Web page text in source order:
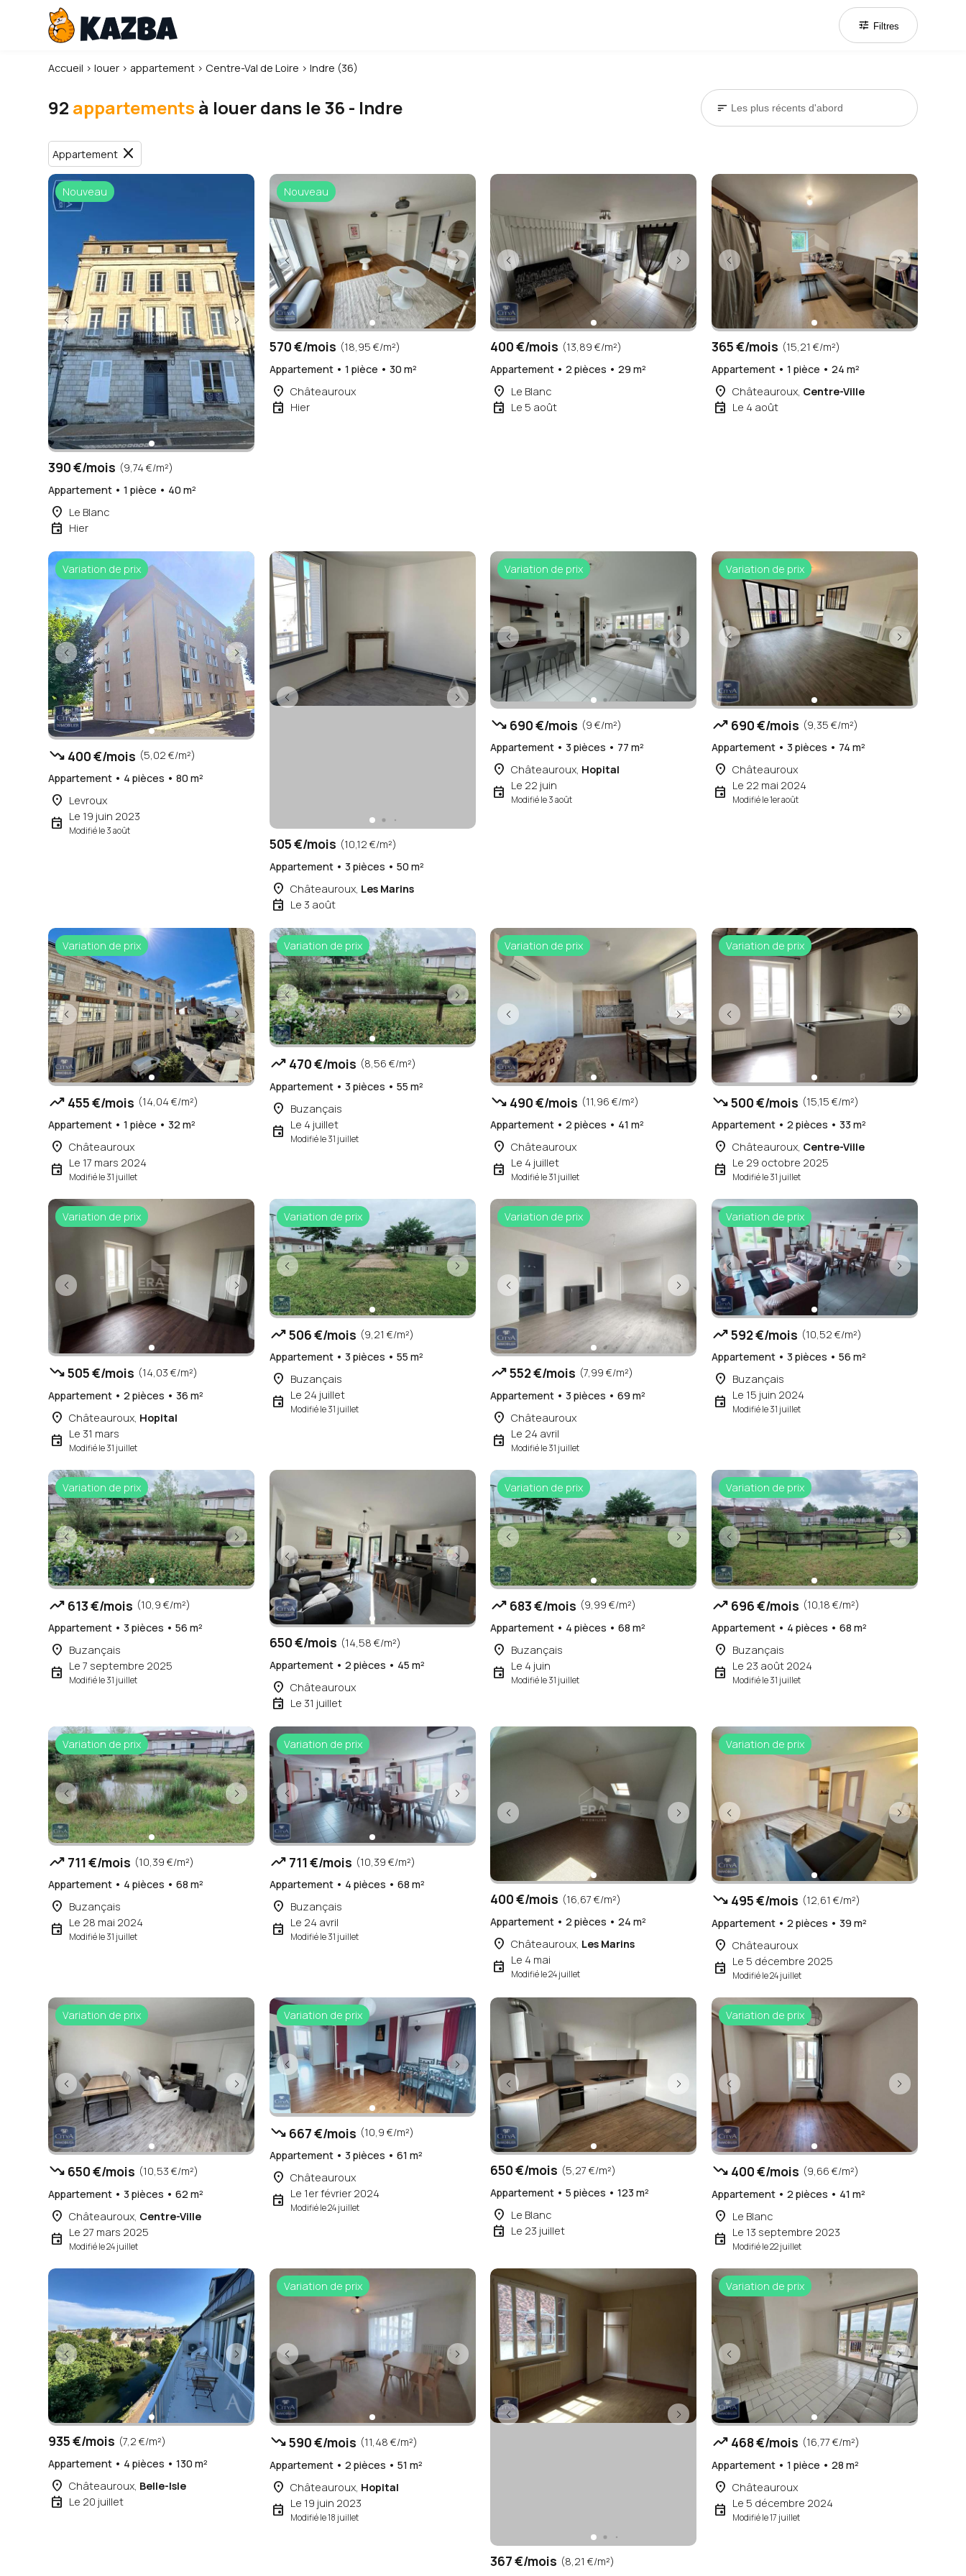
tune Filtres
Accueil ›louer › appartement ›Centre-Val de Loire ›Indre (36)
92 appartements à louer dans le 36 - Indre sort
Appartement close
Nouveau
390 €/mois (9,74 €/m²)
Appartement • 1 pièce • 40 m²
place Le Blanc
event Hier
Nouveau
570 €/mois (18,95 €/m²)
Appartement • 1 pièce • 30 m²
place Châteauroux
event Hier
400 €/mois (13,89 €/m²)
Appartement • 2 pièces • 29 m²
place Le Blanc
event Le 5 août
365 €/mois (15,21 €/m²)
Appartement • 1 pièce • 24 m²
place Châteauroux, Centre-Ville
event Le 4 août
Variation de prix
trending_down 400 €/mois (5,02 €/m²)
Appartement • 4 pièces • 80 m²
place Levroux
event Le 19 juin 2023
Modifié le 3 août
505 €/mois (10,12 €/m²)
Appartement • 3 pièces • 50 m²
place Châteauroux, Les Marins
event Le 3 août
Variation de prix
trending_down 690 €/mois (9 €/m²)
Appartement • 3 pièces • 77 m²
place Châteauroux, Hopital
event Le 22 juin
Modifié le 3 août
Variation de prix
trending_up 690 €/mois (9,35 €/m²)
Appartement • 3 pièces • 74 m²
place Châteauroux
event Le 22 mai 2024
Modifié le 1er août
Variation de prix
trending_up 455 €/mois (14,04 €/m²)
Appartement • 1 pièce • 32 m²
place Châteauroux
event Le 17 mars 2024
Modifié le 31 juillet
Variation de prix
trending_up 470 €/mois (8,56 €/m²)
Appartement • 3 pièces • 55 m²
place Buzançais
event Le 4 juillet
Modifié le 31 juillet
Variation de prix
trending_down 490 €/mois (11,96 €/m²)
Appartement • 2 pièces • 41 m²
place Châteauroux
event Le 4 juillet
Modifié le 31 juillet
Variation de prix
trending_down500 €/mois (15,15 €/m²)
Appartement • 2 pièces • 33 m²
place Châteauroux, Centre-Ville
event Le 29 octobre 2025
Modifié le 31 juillet
Variation de prix
trending_down505 €/mois (14,03 €/m²)
Appartement • 2 pièces • 36 m²
place Châteauroux, Hopital
event Le 31 mars
Modifié le 31 juillet
Variation de prix
trending_up506 €/mois (9,21 €/m²)
Appartement • 3 pièces • 55 m²
place Buzançais
event Le 24 juillet
Modifié le 31 juillet
Variation de prix
trending_up552 €/mois (7,99 €/m²)
Appartement • 3 pièces • 69 m²
place Châteauroux
event Le 24 avril
Modifié le 31 juillet
Variation de prix
trending_up592 €/mois (10,52 €/m²)
Appartement • 3 pièces • 56 m²
place Buzançais
event Le 15 juin 2024
Modifié le 31 juillet
Variation de prix
trending_up 613 €/mois (10,9 €/m²)
Appartement • 3 pièces • 56 m²
place Buzançais
event Le 7 septembre 2025
Modifié le 31 juillet
650 €/mois (14,58 €/m²)
Appartement • 2 pièces • 45 m²
place Châteauroux
event Le 31 juillet
Variation de prix
trending_up 683 €/mois (9,99 €/m²)
Appartement • 4 pièces • 68 m²
place Buzançais
event Le 4 juin
Modifié le 31 juillet
Variation de prix
trending_up 696 €/mois (10,18 €/m²)
Appartement • 4 pièces • 68 m²
place Buzançais
event Le 23 août 2024
Modifié le 31 juillet
Variation de prix
trending_up 711 €/mois (10,39 €/m²)
Appartement • 4 pièces • 68 m²
place Buzançais
event Le 28 mai 2024
Modifié le 31 juillet
Variation de prix
trending_up 711 €/mois (10,39 €/m²)
Appartement • 4 pièces • 68 m²
place Buzançais
event Le 24 avril
Modifié le 31 juillet
400 €/mois (16,67 €/m²)
Appartement • 2 pièces • 24 m²
place Châteauroux, Les Marins
event Le 4 mai
Modifié le 24 juillet
Variation de prix
trending_down 495 €/mois (12,61 €/m²)
Appartement • 2 pièces • 39 m²
place Châteauroux
event Le 5 décembre 2025
Modifié le 24 juillet
Variation de prix
trending_down 650 €/mois (10,53 €/m²)
Appartement • 3 pièces • 62 m²
place Châteauroux, Centre-Ville
event Le 27 mars 2025
Modifié le 24 juillet
Variation de prix
trending_down 667 €/mois (10,9 €/m²)
Appartement • 3 pièces • 61 m²
place Châteauroux
event Le 1er février 2024
Modifié le 24 juillet
650 €/mois (5,27 €/m²)
Appartement • 5 pièces • 123 m²
place Le Blanc
event Le 23 juillet
Variation de prix
trending_down 400 €/mois (9,66 €/m²)
Appartement • 2 pièces • 41 m²
place Le Blanc
event Le 13 septembre 2023
Modifié le 22 juillet
935 €/mois (7,2 €/m²)
Appartement • 4 pièces • 130 m²
place Châteauroux, Belle-Isle
event Le 20 juillet
Variation de prix
trending_down590 €/mois (11,48 €/m²)
Appartement • 2 pièces • 51 m²
place Châteauroux, Hopital
event Le 19 juin 2023
Modifié le 18 juillet
367 €/mois (8,21 €/m²)
Variation de prix
trending_up 468 €/mois (16,77 €/m²)
Appartement • 1 pièce • 28 m²
place Châteauroux
event Le 5 décembre 2024
Modifié le 17 juillet